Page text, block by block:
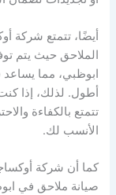
أيضًا، تتمتع شركة
الملاحق حيث يتم
ابوظبي، مما يساعد
أطول. لذلك، إذا
تتمتع بالكفاءة
الأنسب لك.
كما أن شركة
صيانة ملاحق في